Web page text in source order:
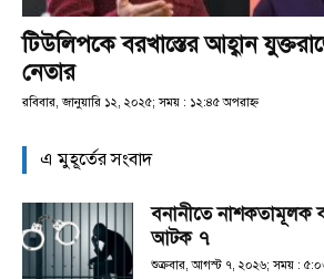
টিউলিপকে বরখাস্তের আহ্বান
নেতার
রবিবার, জানুয়ারি ১২, ২০২৫; সময় : ১২:৪৫ অপরাহ্ণ
এ মুহূর্তের সংবাদ
বনানীতে নাশকতামূলক
আটক ৭
শুক্রবার, আগস্ট ৭, ২০২৬; সময় :